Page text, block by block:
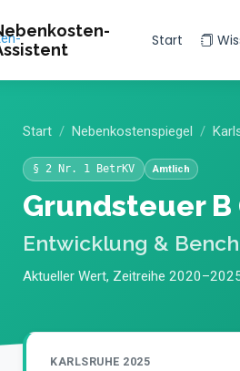
Start
Start Nebenkostenspiegel
§ 2 Nr. 1 BetrKV Amtlich
Grundsteuer
Entwicklung &
Aktueller Wert, Zeitreihe
KARLSRUHE 2025